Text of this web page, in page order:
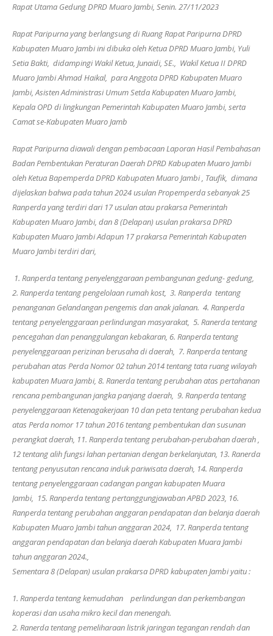
Rapat Utama Gedung DPRD Muaro Jambi, Senin. 27/11/2023
Rapat Paripurna yang berlangsung di Ruang Rapat Paripurna DPRD
Kabupaten Muaro Jambi ini dibuka oleh Ketua DPRD Muaro Jambi, Yuli
Setia Bakti, didampingi Wakil Ketua, Junaidi, SE., Wakil Ketua II DPRD
Muaro Jambi Ahmad Haikal, para Anggota DPRD Kabupaten Muaro
Jambi, Asisten Administrasi Umum Setda Kabupaten Muaro Jambi,
Kepala OPD di lingkungan Pemerintah Kabupaten Muaro Jambi, serta
Camat se-Kabupaten Muaro Jamb
Rapat Paripurna diawali dengan pembacaan Laporan Hasil Pembahasan
Badan Pembentukan Peraturan Daerah DPRD Kabupaten Muaro Jambi
oleh Ketua Bapemperda DPRD Kabupaten Muaro Jambi , Taufik, dimana
dijelaskan bahwa pada tahun 2024 usulan Propemperda sebanyak 25
Ranperda yang terdiri dari 17 usulan atau prakarsa Pemerintah
Kabupaten Muaro Jambi, dan 8 (Delapan) usulan prakarsa DPRD
Kabupaten Muaro Jambi Adapun 17 prakarsa Pemerintah Kabupaten
Muaro Jambi terdiri dari,
1. Ranperda tentang penyelenggaraan pembangunan gedung- gedung,
2. Ranperda tentang pengelolaan rumah kost, 3. Ranperda tentang
penanganan Gelandangan pengemis dan anak jalanan. 4. Ranperda
tentang penyelenggaraan perlindungan masyarakat, 5. Ranerda tentang
pencegahan dan penanggulangan kebakaran, 6. Ranperda tentang
penyelenggaraan perizinan berusaha di daerah, 7. Ranperda tentang
perubahan atas Perda Nomor 02 tahun 2014 tentang tata ruang wilayah
kabupaten Muara Jambi, 8. Ranerda tentang perubahan atas pertahanan
rencana pembangunan jangka panjang daerah, 9. Ranperda tentang
penyelenggaraan Ketenagakerjaan 10 dan peta tentang perubahan kedua
atas Perda nomor 17 tahun 2016 tentang pembentukan dan susunan
perangkat daerah, 11. Ranperda tentang perubahan-perubahan daerah ,
12 tentang alih fungsi lahan pertanian dengan berkelanjutan, 13. Ranerda
tentang penyusutan rencana induk pariwisata daerah, 14. Ranperda
tentang penyelenggaraan cadangan pangan kabupaten Muara
Jambi, 15. Ranperda tentang pertanggungjawaban APBD 2023, 16.
Ranperda tentang perubahan anggaran pendapatan dan belanja daerah
Kabupaten Muaro Jambi tahun anggaran 2024, 17. Ranperda tentang
anggaran pendapatan dan belanja daerah Kabupaten Muara Jambi
tahun anggaran 2024.,
Sementara 8 (Delapan) usulan prakarsa DPRD kabupaten Jambi yaitu :
1. Ranperda tentang kemudahan perlindungan dan perkembangan
koperasi dan usaha mikro kecil dan menengah.
2. Ranerda tentang pemeliharaan listrik jaringan tegangan rendah dan